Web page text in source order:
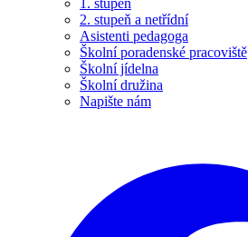
1. stupeň
2. stupeň a netřídní
Asistenti pedagoga
Školní poradenské pracoviště
Školní jídelna
Školní družina
Napište nám